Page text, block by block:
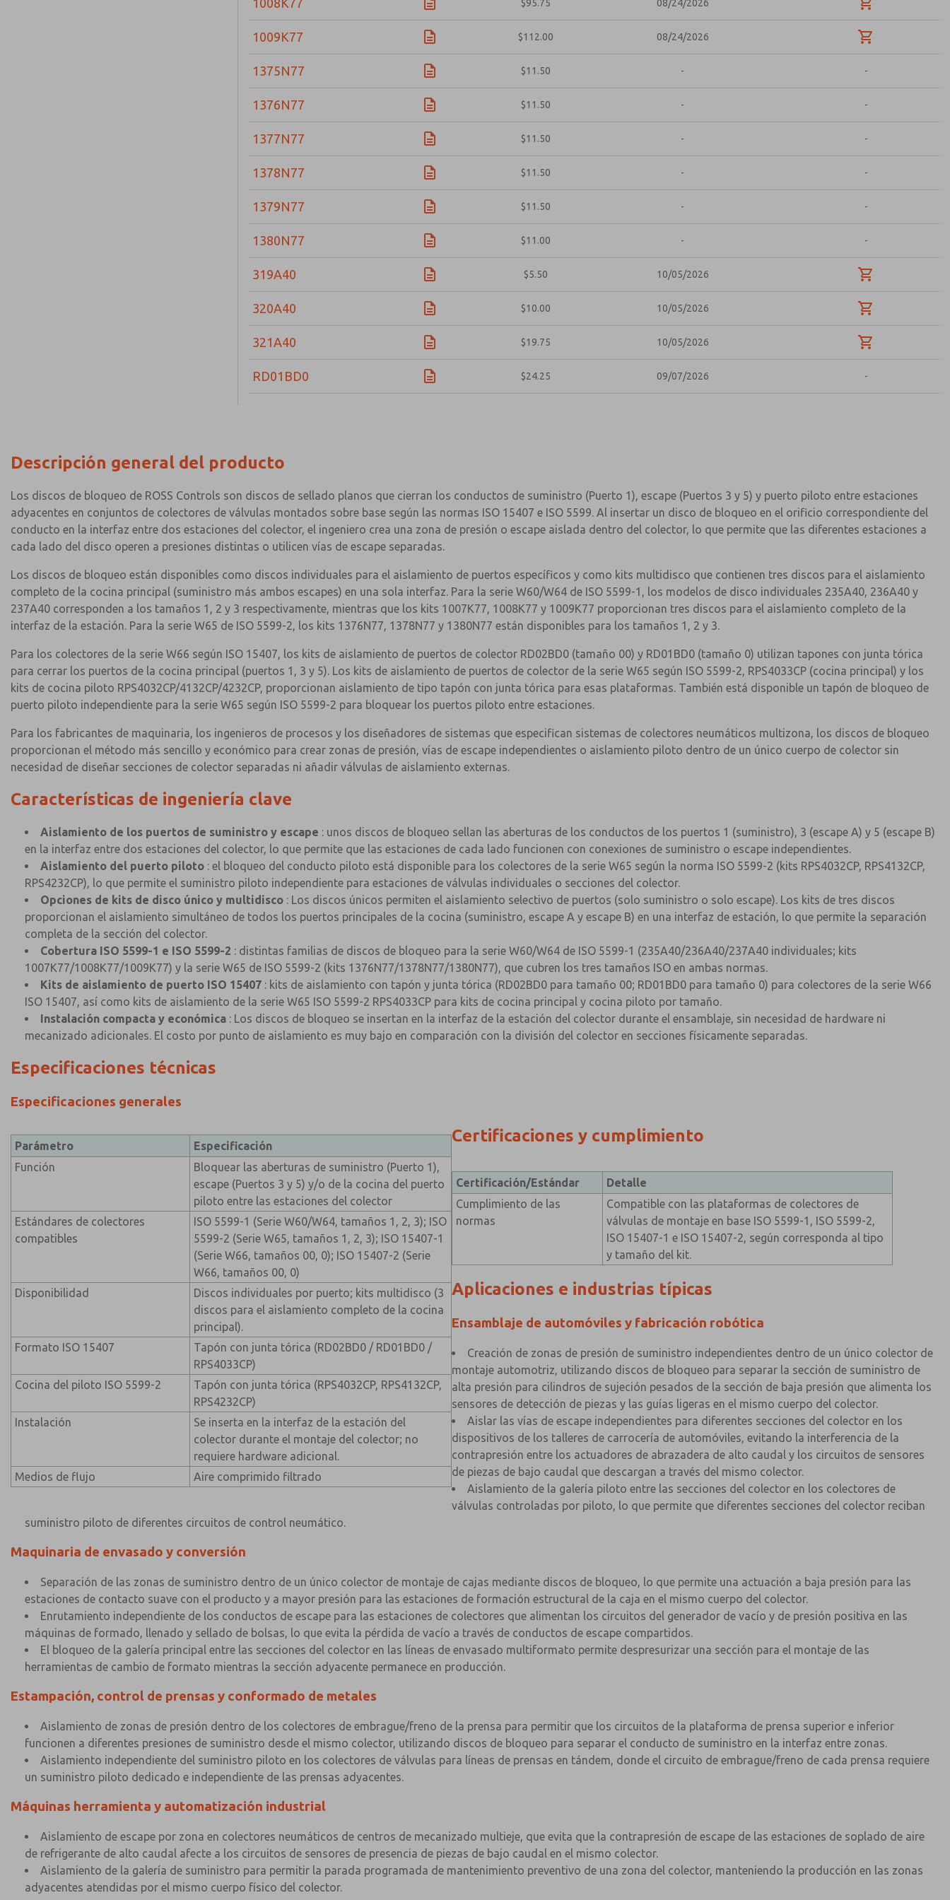
1008K77 $95.75 08/24/2026
1009K77 $112.00 08/24/2026
1375N77 $11.50 - -
1376N77 $11.50 - -
1377N77 $11.50 - -
1378N77 $11.50 - -
1379N77 $11.50 - -
1380N77 $11.00 - -
319A40 $5.50 10/05/2026
320A40 $10.00 10/05/2026
321A40 $19.75 10/05/2026
RD01BD0 $24.25 09/07/2026 -
Descripción general del producto
Los discos de bloqueo de ROSS Controls son discos de sellado planos que cierran los conductos de suministro (Puerto 1), escape (Puertos 3 y 5) y puerto piloto entre estaciones
adyacentes en conjuntos de colectores de válvulas montados sobre base según las normas ISO 15407 e ISO 5599. Al insertar un disco de bloqueo en el orificio correspondiente del
conducto en la interfaz entre dos estaciones del colector, el ingeniero crea una zona de presión o escape aislada dentro del colector, lo que permite que las diferentes estaciones a
cada lado del disco operen a presiones distintas o utilicen vías de escape separadas.
Los discos de bloqueo están disponibles como discos individuales para el aislamiento de puertos específicos y como kits multidisco que contienen tres discos para el aislamiento
completo de la cocina principal (suministro más ambos escapes) en una sola interfaz. Para la serie W60/W64 de ISO 5599-1, los modelos de disco individuales 235A40, 236A40 y
237A40 corresponden a los tamaños 1, 2 y 3 respectivamente, mientras que los kits 1007K77, 1008K77 y 1009K77 proporcionan tres discos para el aislamiento completo de la
interfaz de la estación. Para la serie W65 de ISO 5599-2, los kits 1376N77, 1378N77 y 1380N77 están disponibles para los tamaños 1, 2 y 3.
Para los colectores de la serie W66 según ISO 15407, los kits de aislamiento de puertos de colector RD02BD0 (tamaño 00) y RD01BD0 (tamaño 0) utilizan tapones con junta tórica
para cerrar los puertos de la cocina principal (puertos 1, 3 y 5). Los kits de aislamiento de puertos de colector de la serie W65 según ISO 5599-2, RPS4033CP (cocina principal) y los
kits de cocina piloto RPS4032CP/4132CP/4232CP, proporcionan aislamiento de tipo tapón con junta tórica para esas plataformas. También está disponible un tapón de bloqueo de
puerto piloto independiente para la serie W65 según ISO 5599-2 para bloquear los puertos piloto entre estaciones.
Para los fabricantes de maquinaria, los ingenieros de procesos y los diseñadores de sistemas que especifican sistemas de colectores neumáticos multizona, los discos de bloqueo
proporcionan el método más sencillo y económico para crear zonas de presión, vías de escape independientes o aislamiento piloto dentro de un único cuerpo de colector sin
necesidad de diseñar secciones de colector separadas ni añadir válvulas de aislamiento externas.
Características de ingeniería clave
Aislamiento de los puertos de suministro y escape : unos discos de bloqueo sellan las aberturas de los conductos de los puertos 1 (suministro), 3 (escape A) y 5 (escape B)
en la interfaz entre dos estaciones del colector, lo que permite que las estaciones de cada lado funcionen con conexiones de suministro o escape independientes.
Aislamiento del puerto piloto : el bloqueo del conducto piloto está disponible para los colectores de la serie W65 según la norma ISO 5599-2 (kits RPS4032CP, RPS4132CP,
RPS4232CP), lo que permite el suministro piloto independiente para estaciones de válvulas individuales o secciones del colector.
Opciones de kits de disco único y multidisco : Los discos únicos permiten el aislamiento selectivo de puertos (solo suministro o solo escape). Los kits de tres discos
proporcionan el aislamiento simultáneo de todos los puertos principales de la cocina (suministro, escape A y escape B) en una interfaz de estación, lo que permite la separación
completa de la sección del colector.
Cobertura ISO 5599-1 e ISO 5599-2 : distintas familias de discos de bloqueo para la serie W60/W64 de ISO 5599-1 (235A40/236A40/237A40 individuales; kits
1007K77/1008K77/1009K77) y la serie W65 de ISO 5599-2 (kits 1376N77/1378N77/1380N77), que cubren los tres tamaños ISO en ambas normas.
Kits de aislamiento de puerto ISO 15407 : kits de aislamiento con tapón y junta tórica (RD02BD0 para tamaño 00; RD01BD0 para tamaño 0) para colectores de la serie W66
ISO 15407, así como kits de aislamiento de la serie W65 ISO 5599-2 RPS4033CP para kits de cocina principal y cocina piloto por tamaño.
Instalación compacta y económica : Los discos de bloqueo se insertan en la interfaz de la estación del colector durante el ensamblaje, sin necesidad de hardware ni
mecanizado adicionales. El costo por punto de aislamiento es muy bajo en comparación con la división del colector en secciones físicamente separadas.
Especificaciones técnicas
Especificaciones generales
Parámetro
Especificación
Función
Bloquear las aberturas de suministro (Puerto 1),
escape (Puertos 3 y 5) y/o de la cocina del puerto
piloto entre las estaciones del colector
Estándares de colectores
compatibles
ISO 5599-1 (Serie W60/W64, tamaños 1, 2, 3); ISO
5599-2 (Serie W65, tamaños 1, 2, 3); ISO 15407-1
(Serie W66, tamaños 00, 0); ISO 15407-2 (Serie
W66, tamaños 00, 0)
Disponibilidad
Discos individuales por puerto; kits multidisco (3
discos para el aislamiento completo de la cocina
principal).
Formato ISO 15407
Tapón con junta tórica (RD02BD0 / RD01BD0 /
RPS4033CP)
Cocina del piloto ISO 5599-2
Tapón con junta tórica (RPS4032CP, RPS4132CP,
RPS4232CP)
Instalación
Se inserta en la interfaz de la estación del
colector durante el montaje del colector; no
requiere hardware adicional.
Medios de flujo
Aire comprimido filtrado
Certificaciones y cumplimiento
Certificación/Estándar
Detalle
Cumplimiento de las
normas
Compatible con las plataformas de colectores de
válvulas de montaje en base ISO 5599-1, ISO 5599-2,
ISO 15407-1 e ISO 15407-2, según corresponda al tipo
y tamaño del kit.
Aplicaciones e industrias típicas
Ensamblaje de automóviles y fabricación robótica
Creación de zonas de presión de suministro independientes dentro de un único colector de
montaje automotriz, utilizando discos de bloqueo para separar la sección de suministro de
alta presión para cilindros de sujeción pesados de la sección de baja presión que alimenta los
sensores de detección de piezas y las guías ligeras en el mismo cuerpo del colector.
Aislar las vías de escape independientes para diferentes secciones del colector en los
dispositivos de los talleres de carrocería de automóviles, evitando la interferencia de la
contrapresión entre los actuadores de abrazadera de alto caudal y los circuitos de sensores
de piezas de bajo caudal que descargan a través del mismo colector.
Aislamiento de la galería piloto entre las secciones del colector en los colectores de
válvulas controladas por piloto, lo que permite que diferentes secciones del colector reciban
suministro piloto de diferentes circuitos de control neumático.
Maquinaria de envasado y conversión
Separación de las zonas de suministro dentro de un único colector de montaje de cajas mediante discos de bloqueo, lo que permite una actuación a baja presión para las
estaciones de contacto suave con el producto y a mayor presión para las estaciones de formación estructural de la caja en el mismo cuerpo del colector.
Enrutamiento independiente de los conductos de escape para las estaciones de colectores que alimentan los circuitos del generador de vacío y de presión positiva en las
máquinas de formado, llenado y sellado de bolsas, lo que evita la pérdida de vacío a través de conductos de escape compartidos.
El bloqueo de la galería principal entre las secciones del colector en las líneas de envasado multiformato permite despresurizar una sección para el montaje de las
herramientas de cambio de formato mientras la sección adyacente permanece en producción.
Estampación, control de prensas y conformado de metales
Aislamiento de zonas de presión dentro de los colectores de embrague/freno de la prensa para permitir que los circuitos de la plataforma de prensa superior e inferior
funcionen a diferentes presiones de suministro desde el mismo colector, utilizando discos de bloqueo para separar el conducto de suministro en la interfaz entre zonas.
Aislamiento independiente del suministro piloto en los colectores de válvulas para líneas de prensas en tándem, donde el circuito de embrague/freno de cada prensa requiere
un suministro piloto dedicado e independiente de las prensas adyacentes.
Máquinas herramienta y automatización industrial
Aislamiento de escape por zona en colectores neumáticos de centros de mecanizado multieje, que evita que la contrapresión de escape de las estaciones de soplado de aire
de refrigerante de alto caudal afecte a los circuitos de sensores de presencia de piezas de bajo caudal en el mismo colector.
Aislamiento de la galería de suministro para permitir la parada programada de mantenimiento preventivo de una zona del colector, manteniendo la producción en las zonas
adyacentes atendidas por el mismo cuerpo físico del colector.
×